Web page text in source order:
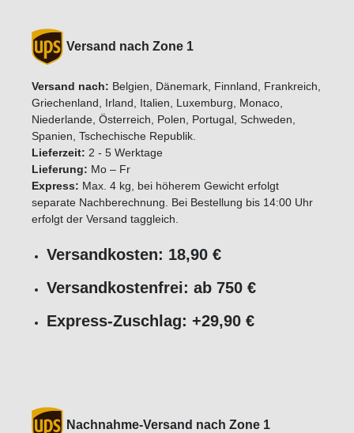
Versand nach Zone 1
Versand nach: Belgien, Dänemark, Finnland, Frankreich,
Griechenland, Irland, Italien, Luxemburg, Monaco,
Niederlande, Österreich, Polen, Portugal, Schweden,
Spanien, Tschechische Republik.
Lieferzeit: 2 - 5 Werktage
Lieferung: Mo – Fr
Express: Max. 4 kg, bei höherem Gewicht erfolgt
separate Nachberechnung. Bei Bestellung bis 14:00 Uhr
erfolgt der Versand taggleich.
Versandkosten: 18,90 €
Versandkostenfrei: ab 750 €
Express-Zuschlag: +29,90 €
Nachnahme-Versand nach Zone 1